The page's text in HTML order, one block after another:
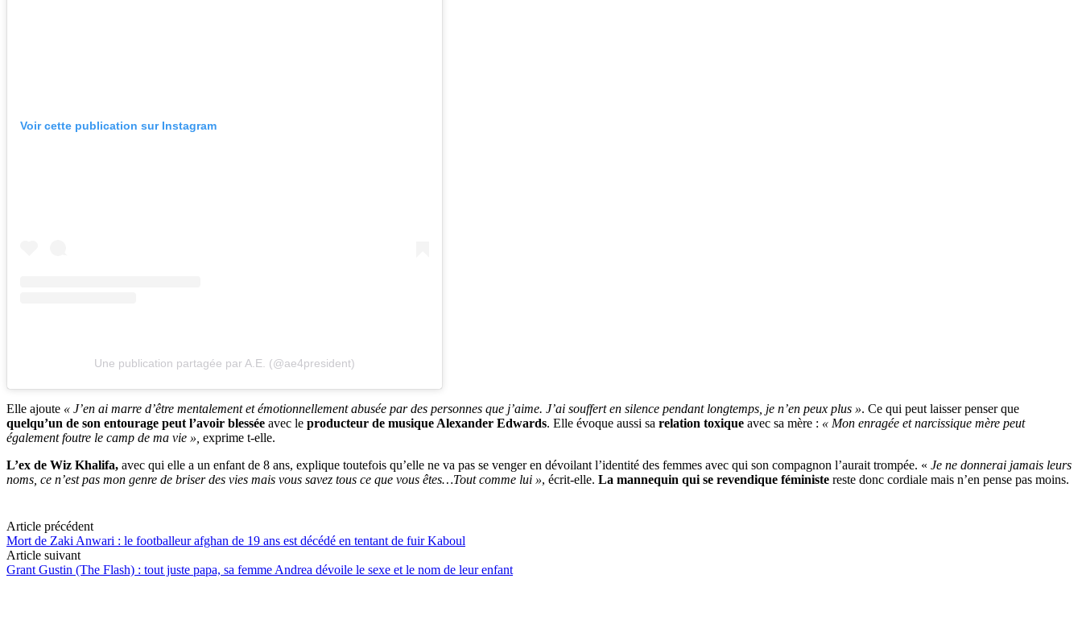
Voir cette publication sur Instagram
Une publication partagée par A.E. (@ae4president)
Elle ajoute « J’en ai marre d’être mentalement et émotionnellement abusée par des personnes que j’aime. J’ai souffert en silence pendant longtemps, je n’en peux plus ». Ce qui peut laisser penser que
quelqu’un de son entourage peut l’avoir blessée avec le producteur de musique Alexander Edwards. Elle évoque aussi sa relation toxique avec sa mère : « Mon enragée et narcissique mère peut
également foutre le camp de ma vie », exprime t-elle.
L’ex de Wiz Khalifa, avec qui elle a un enfant de 8 ans, explique toutefois qu’elle ne va pas se venger en dévoilant l’identité des femmes avec qui son compagnon l’aurait trompée. « Je ne donnerai jamais leurs
noms, ce n’est pas mon genre de briser des vies mais vous savez tous ce que vous êtes…Tout comme lui », écrit-elle. La mannequin qui se revendique féministe reste donc cordiale mais n’en pense pas moins.
Article précédent
Mort de Zaki Anwari : le footballeur afghan de 19 ans est décédé en tentant de fuir Kaboul
Article suivant
Grant Gustin (The Flash) : tout juste papa, sa femme Andrea dévoile le sexe et le nom de leur enfant